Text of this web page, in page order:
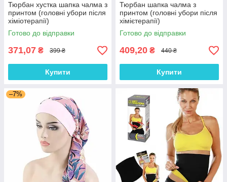
Тюрбан хустка шапка чалма з
принтом (головні убори після
хіміотерапії)
Готово до відправки
371,07 ₴ 399 ₴
Купити
Тюрбан шапка чалма з
принтом (головні убори після
хімієтерапії)
Готово до відправки
409,20 ₴ 440 ₴
Купити
–7%